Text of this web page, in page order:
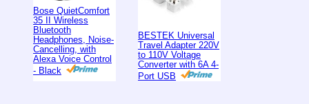
Bose QuietComfort
35 II Wireless
Bluetooth
Headphones, Noise-
Cancelling, with
Alexa Voice Control
- Black
BESTEK Universal
Travel Adapter 220V
to 110V Voltage
Converter with 6A 4-
Port USB